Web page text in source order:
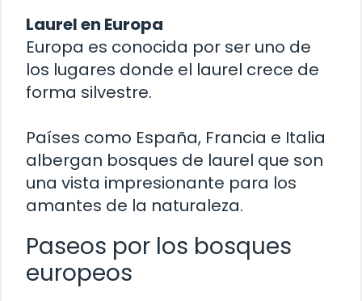
Laurel en Europa
Europa es conocida por ser uno de
los lugares donde el laurel crece de
forma silvestre.
Países como España, Francia e Italia
albergan bosques de laurel que son
una vista impresionante para los
amantes de la naturaleza.
Paseos por los bosques
europeos